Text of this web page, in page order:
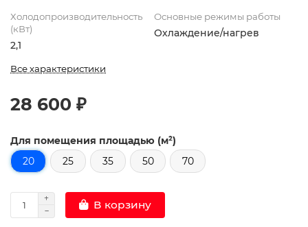
Холодопроизводительность
(кВт)
2,1
Основные режимы работы
Охлаждение/нагрев
Все характеристики
28 600 ₽
Для помещения площадью (м²)
20
25 35 50 70
В корзину